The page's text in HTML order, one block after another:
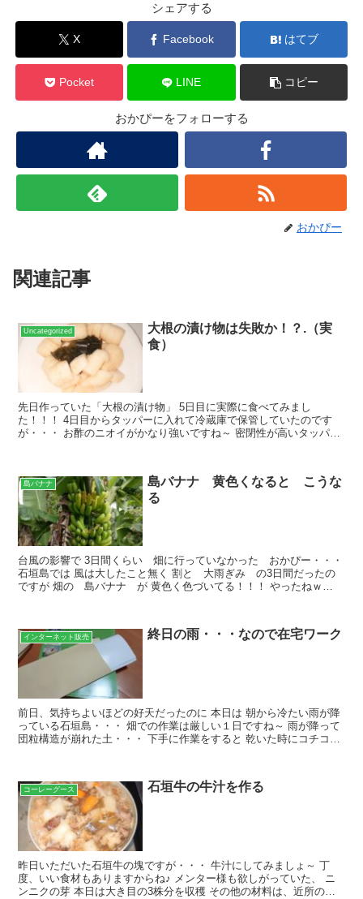
シェアする
X Facebook はてブ
Pocket LINE コピー
おかぴーをフォローする
おかぴー
関連記事
Uncategorized
大根の漬け物は失敗か！？.（実
食）
先日作っていた「大根の漬け物」 5日目に実際に食べてみまし
た！！！ 4日目からタッパーに入れて冷蔵庫で保管していたのです
が・・・ お酢のニオイがかなり強いですね～ 密閉性が高いタッパー
島バナナ
島バナナ 黄色くなると こうな
る
台風の影響で 3日間くらい 畑に行っていなかった おかぴー・・・
石垣島では 風は大したこと無く 割と 大雨ぎみ の3日間だったの
ですが 畑の 島バナナ が 黄色く色づいてる！！！ やったねｗ
インターネット販売 終日の雨・・・なので在宅ワーク
前日、気持ちよいほどの好天だったのに 本日は 朝から冷たい雨が降
っている石垣島・・・ 畑での作業は厳しい１日ですね～ 雨が降って
団粒構造が崩れた土・・・ 下手に作業をすると 乾いた時にコチコチ
コーレーグース 石垣牛の牛汁を作る
昨日いただいた石垣牛の塊ですが・・・ 牛汁にしてみましょ～ 丁
度、いい食材もありますからね♪ メンター様も欲しがっていた、 ニ
ンニクの芽 本日は大き目の3株分を収穫 その他の材料は、近所のス